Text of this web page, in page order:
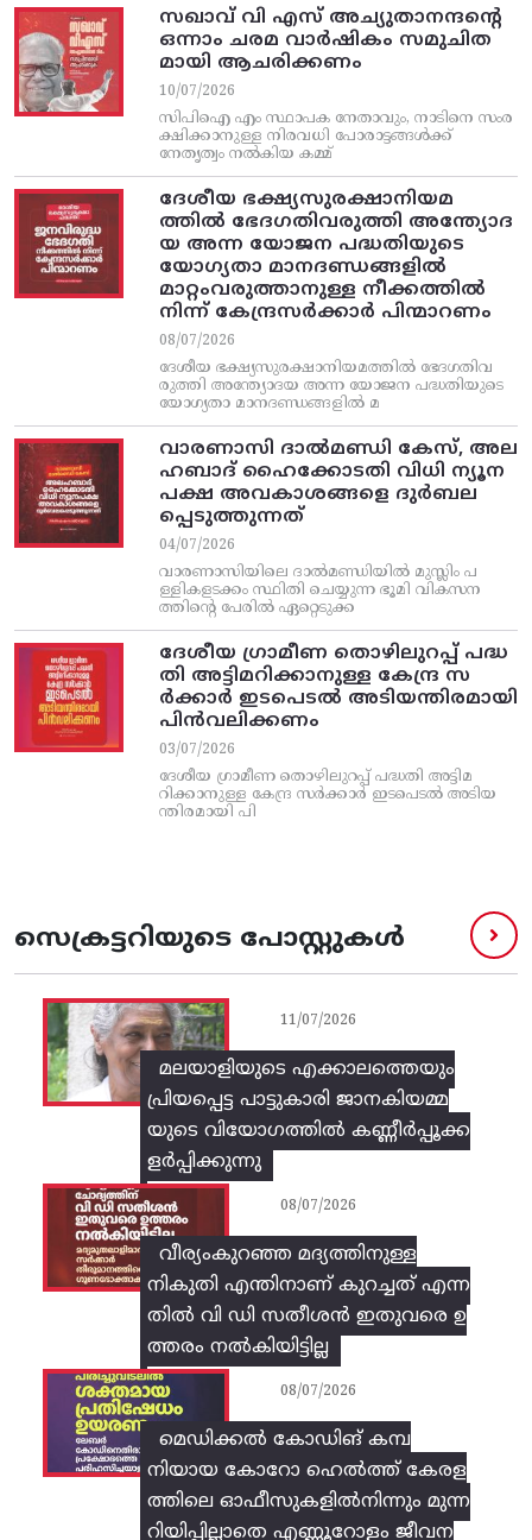
സഖാവ് വി എസ്‌ അച്യുതാനന്ദന്റെ
ഒന്നാം ചരമ വാര്‍ഷികം സമുചിത
മായി ആചരിക്കണം
10/07/2026
സിപിഐ എം സ്ഥാപക നേതാവും, നാടിനെ സംര
ക്ഷിക്കാനുള്ള നിരവധി പോരാട്ടങ്ങള്‍ക്ക്‌
നേതൃത്വം നല്‍കിയ കമ്മ്
ദേശീയ ഭക്ഷ്യസുരക്ഷാനിയമ
ത്തിൽ ഭേദഗതിവരുത്തി അന്ത്യോദ
യ അന്ന യോജന പദ്ധതിയുടെ
യോഗ്യതാ മാനദണ്ഡങ്ങളിൽ
മാറ്റംവരുത്താനുള്ള നീക്കത്തിൽ
നിന്ന്‌ കേന്ദ്രസർക്കാർ പിന്മാറണം
08/07/2026
ദേശീയ ഭക്ഷ്യസുരക്ഷാനിയമത്തിൽ ഭേദഗതിവ
രുത്തി അന്ത്യോദയ അന്ന യോജന പദ്ധതിയുടെ
യോഗ്യതാ മാനദണ്ഡങ്ങളിൽ മ
വാരണാസി ദാൽമണ്ഡി കേസ്, അല
ഹബാദ് ഹൈക്കോടതി വിധി ന്യൂന
പക്ഷ അവകാശങ്ങളെ ദുർബല
പ്പെടുത്തുന്നത്
04/07/2026
വാരണാസിയിലെ ദാൽമണ്ഡിയിൽ മുസ്ലിം പ
ള്ളികളടക്കം സ്ഥിതി ചെയ്യുന്ന ഭൂമി വികസന
ത്തിന്റെ പേരിൽ ഏറ്റെടുക്ക
ദേശീയ ഗ്രാമീണ തൊഴിലുറപ്പ്‌ പദ്ധ
തി അട്ടിമറിക്കാനുള്ള കേന്ദ്ര സ
ര്‍ക്കാര്‍ ഇടപെടല്‍ അടിയന്തിരമായി
പിന്‍വലിക്കണം
03/07/2026
ദേശീയ ഗ്രാമീണ തൊഴിലുറപ്പ്‌ പദ്ധതി അട്ടിമ
റിക്കാനുള്ള കേന്ദ്ര സര്‍ക്കാര്‍ ഇടപെടല്‍ അടിയ
ന്തിരമായി പി
സെക്രട്ടറിയുടെ പോസ്റ്റുകൾ
മലയാളിയുടെ എക്കാലത്തെയും
പ്രിയപ്പെട്ട പാട്ടുകാരി ജാനകിയമ്മ
യുടെ വിയോഗത്തിൽ കണ്ണീർപ്പൂക്ക
ളർപ്പിക്കുന്നു
11/07/2026
വീര്യംകുറഞ്ഞ മദ്യത്തിനുള്ള
നികുതി എന്തിനാണ് കുറച്ചത് എന്ന
തിൽ വി ഡി സതീശൻ ഇതുവരെ ഉ
ത്തരം നൽകിയിട്ടില്ല
08/07/2026
മെഡിക്കൽ കോഡിങ് കമ്പ
നിയായ കോറോ ഹെൽത്ത് കേരള
ത്തിലെ ഓഫീസുകളിൽനിന്നും മുന്ന
റിയിപ്പില്ലാതെ എണ്ണൂറോളം ജീവന
08/07/2026